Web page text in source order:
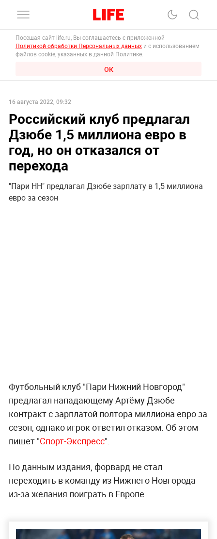
Посещая сайт life.ru, Вы соглашаетесь с приложенной
Политикой обработки Персональных данных и с использованием
файлов cookie, указанных в данной Политике.
ОК
16 августа 2022, 09:32
Российский клуб предлагал
Дзюбе 1,5 миллиона евро в
год, но он отказался от
перехода
"Пари НН" предлагал Дзюбе зарплату в 1,5 миллиона
евро за сезон
Футбольный клуб "Пари Нижний Новгород"
предлагал нападающему Артёму Дзюбе
контракт с зарплатой полтора миллиона евро за
сезон, однако игрок ответил отказом. Об этом
пишет "Спорт-Экспресс".
По данным издания, форвард не стал
переходить в команду из Нижнего Новгорода
из-за желания поиграть в Европе.